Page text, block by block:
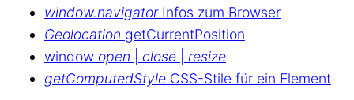
window.navigatorInfos zum Browser
Geolocation getCurrentPosition
window open close
resize
getComputedStyle CSS-Stile für ein Element